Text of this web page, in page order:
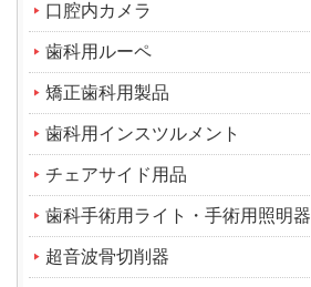
口腔内カメラ
歯科用ルーペ
矯正歯科用製品
歯科用インスツルメント
チェアサイド用品
歯科手術用ライト・手術用照明器
超音波骨切削器